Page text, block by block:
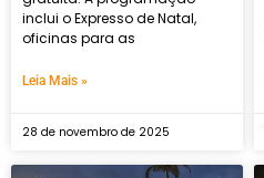
inclui o Expresso de Natal,
oficinas para as
Leia Mais »
28 de novembro de 2025